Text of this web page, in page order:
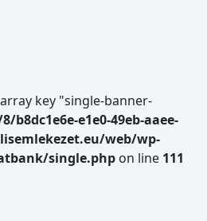
key "single-banner-
b8dc1e6e-e1e0-49eb-aaee-
web/wp-
single.php on line 111